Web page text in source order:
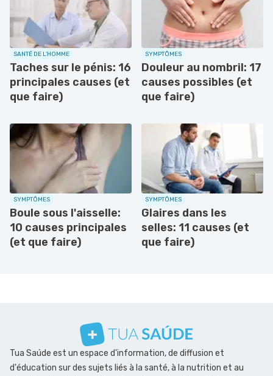
SANTÉ DE L'HOMME
Taches sur le pénis: 16
principales causes (et
que faire)
SYMPTÔMES
Douleur au nombril: 17
causes possibles (et
que faire)
SYMPTÔMES
Boule sous l'aisselle:
10 causes principales
(et que faire)
SYMPTÔMES
Glaires dans les
selles: 11 causes (et
que faire)
Tua Saúde est un espace d'information, de diffusion et
d'éducation sur des sujets liés à la santé, à la nutrition et au